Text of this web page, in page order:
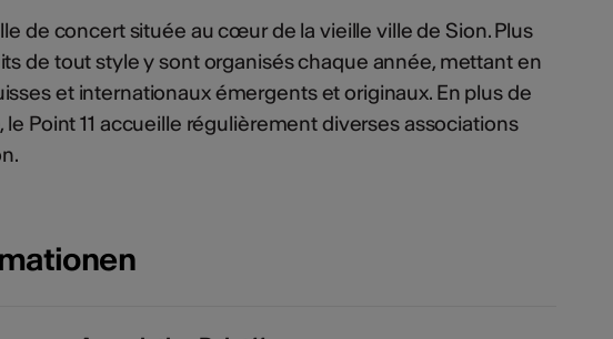
de concert située au cœur de la vieille ville de Sion. Plus
de tout style y sont organisés chaque année, mettant en
et internationaux émergents et originaux. En plus de
Point 11 accueille régulièrement diverses associations